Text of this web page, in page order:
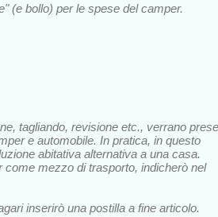
(e bollo) per le spese del camper.
tagliando, revisione etc., verrano
e automobile. In pratica, in questo
abitativa alternativa a una casa.
mezzo di trasporto, indicherò nel
inserirò una postilla a fine articolo.